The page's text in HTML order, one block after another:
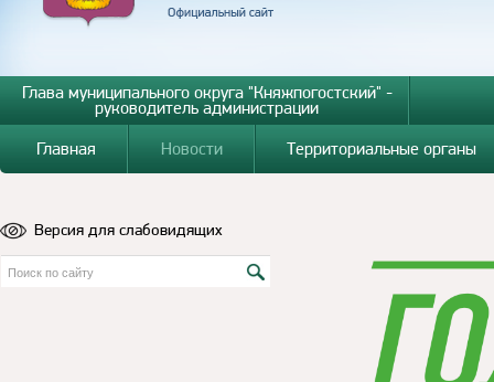
Глава муниципального округа "Княжпогостский" -
руководитель администрации
Главная
Новости Территориальные органы
Версия для слабовидящих